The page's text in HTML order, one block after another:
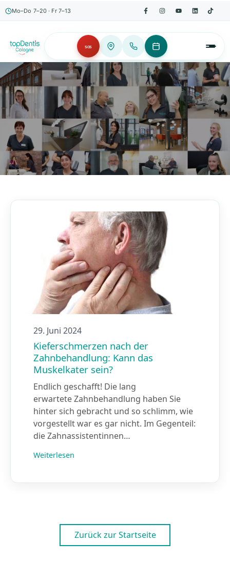
Mo–Do 7–20 · Fr 7–13
SOS
Unser Blog
29. Juni 2024
Kieferschmerzen nach der
Zahnbehandlung: Kann das
Muskelkater sein?
Endlich geschafft! Die lang
erwartete Zahnbehandlung haben Sie
hinter sich gebracht und so schlimm, wie
vorgestellt war es gar nicht. Im Gegenteil:
die Zahnassistentinnen…
Weiterlesen
Zurück zur Startseite